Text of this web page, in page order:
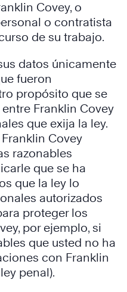
Covey, o
o contratista
de su trabajo.
datos únicamente
fueron
propósito que se
Franklin Covey
que exija la ley.
Covey
razonables
que se ha
que la ley lo
autorizados
proteger los
por ejemplo, si
que usted no ha
con Franklin
penal).